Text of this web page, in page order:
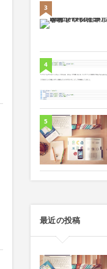
3
4
5
最近の投稿